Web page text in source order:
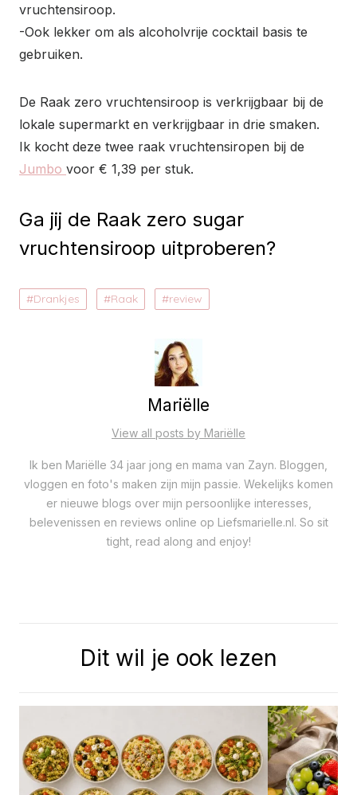
vruchtensiroop.
-Ook lekker om als alcoholvrije cocktail basis te
gebruiken.
De Raak zero vruchtensiroop is verkrijgbaar bij de
lokale supermarkt en verkrijgbaar in drie smaken.
Ik kocht deze twee raak vruchtensiropen bij de
Jumbo voor € 1,39 per stuk.
Ga jij de Raak zero sugar
vruchtensiroop uitproberen?
Drankjes Raak review
Mariëlle
View all posts by Mariëlle
Ik ben Mariëlle 34 jaar jong en mama van Zayn. Bloggen,
vloggen en foto's maken zijn mijn passie. Wekelijks komen
er nieuwe blogs over mijn persoonlijke interesses,
belevenissen en reviews online op Liefsmarielle.nl. So sit
tight, read along and enjoy!
Dit wil je ook lezen